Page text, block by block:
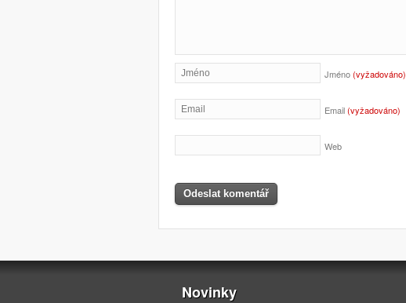
Jméno(vyžadováno)
Email(vyžadováno)
Web
Novinky